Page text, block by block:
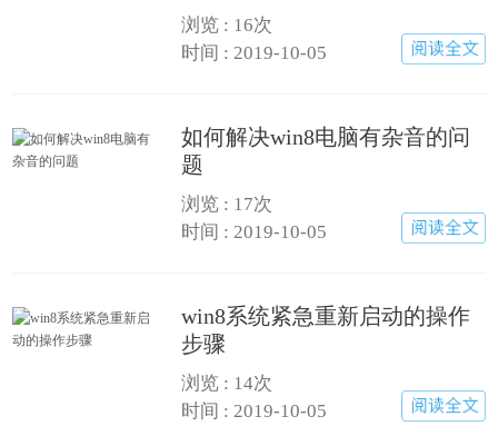
浏览 : 16次
时间 : 2019-10-05
如何解决win8电脑有杂音的问
题
浏览 : 17次
时间 : 2019-10-05
win8系统紧急重新启动的操作
步骤
浏览 : 14次
时间 : 2019-10-05